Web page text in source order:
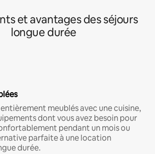
et avantages des séjours
longue durée
meublés avec une cuisine,
dont vous avez besoin pour
pendant un mois ou
parfaite à une location
durée.